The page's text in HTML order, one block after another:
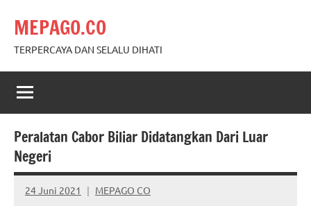
content
MEPAGO.CO
TERPERCAYA DAN SELALU DIHATI
Peralatan Cabor Biliar Didatangkan Dari Luar
Negeri
24 Juni 2021 MEPAGO CO
No